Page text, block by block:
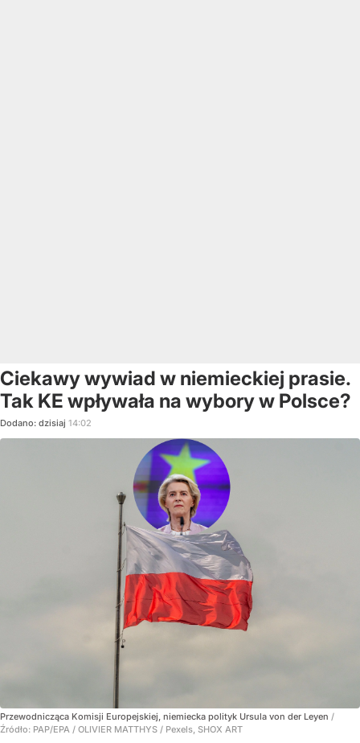
Ciekawy wywiad w niemieckiej prasie.
Tak KE wpływała na wybory w Polsce?
Dodano: dzisiaj 14:02
Przewodnicząca Komisji Europejskiej, niemiecka polityk Ursula von der Leyen /
Źródło: PAP/EPA / OLIVIER MATTHYS / Pexels, SHOX ART